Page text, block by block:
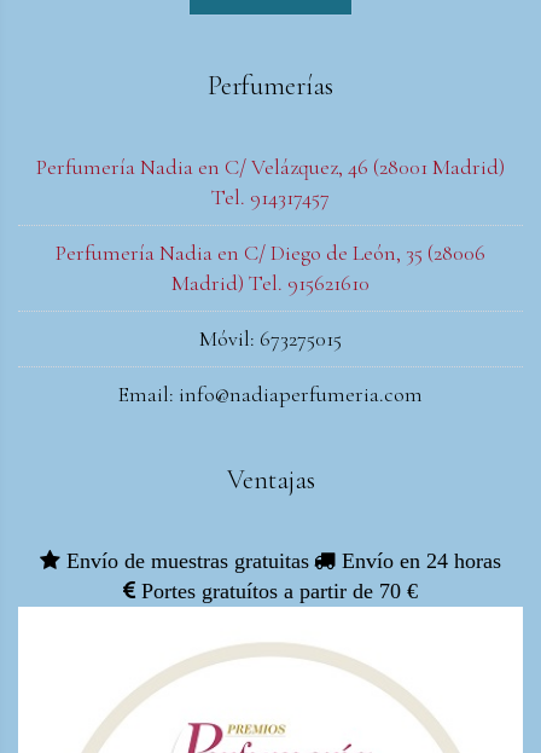
Perfumerías
Perfumería Nadia en C/ Velázquez, 46 (28001 Madrid)
Tel. 914317457
Perfumería Nadia en C/ Diego de León, 35 (28006
Madrid) Tel. 915621610
Móvil: 673275015
Email: info@nadiaperfumeria.com
Ventajas
Envío de muestras gratuitas
Envío en 24 horas
Portes gratuítos a partir de 70 €